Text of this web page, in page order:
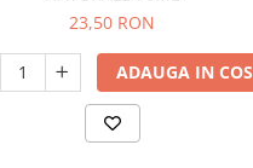
23,50 RON
ADAUGA IN COS